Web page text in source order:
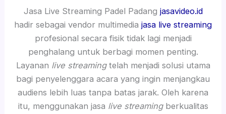
Jasa Live Streaming Padel Padang jasavideo.id
hadir sebagai vendor multimedia jasa live streaming
profesional secara fisik tidak lagi menjadi
penghalang untuk berbagi momen penting.
Layanan live streamingtelah menjadi solusi utama
bagi penyelenggara acara yang ingin menjangkau
audiens lebih luas tanpa batas jarak. Oleh karena
itu, menggunakan jasa live streamingberkualitas